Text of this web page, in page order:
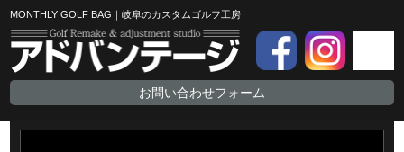
MONTHLY GOLF BAG｜岐阜のカスタムゴルフ工房
お問い合わせフォーム